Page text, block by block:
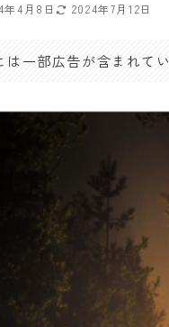
年4月8日 2024年7月12日
一部広告が含まれてい